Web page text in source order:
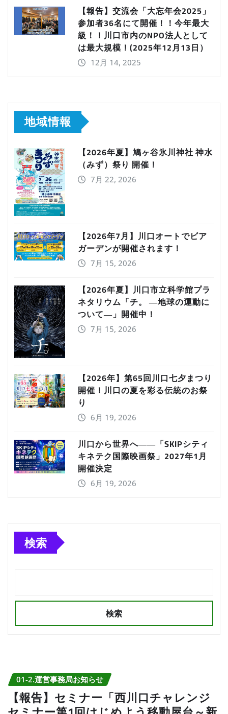
【報告】交流会「大忘年会2025」
参加者36名にて開催！！今年最大
級！！川口市内のNPO法人として
は最大規模！(2025年12月13日）
12月 14, 2025
地域情報
【2026年夏】鳩ヶ谷氷川神社 神水
（みず）祭り 開催！
7月 22, 2026
【2026年7月】川口オートでビア
ガーデンが開催されます！
7月 15, 2026
【2026年夏】川口市立科学館プラ
ネタリウム「チ。 ―地球の運動に
ついて―」開催中！
7月 15, 2026
【2026年】第65回川口七夕まつり
開催！川口の夏を彩る伝統のお祭
り
6月 19, 2026
川口から世界へ――「SKIPシティ
キネテク国際映画祭」2027年1月
開催決定
6月 19, 2026
検索
検索
01-2.運営事務局お知らせ
【報告】セミナー「西川口チャレンジ